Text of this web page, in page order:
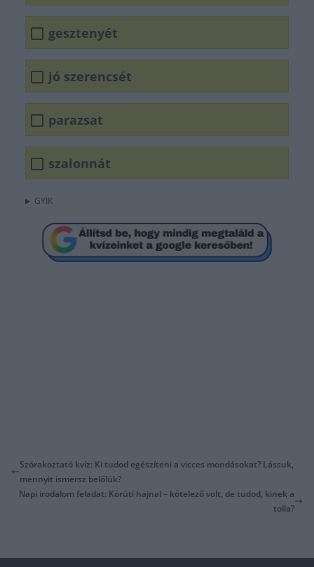
gesztenyét
jó szerencsét
parazsat
szalonnát
GYIK
Szórakoztató kvíz: Ki tudod egészíteni a vicces mondásokat? Lássuk,
mennyit ismersz belőlük?
Napi irodalom feladat: Körúti hajnal – kötelező volt, de tudod, kinek a
tolla?